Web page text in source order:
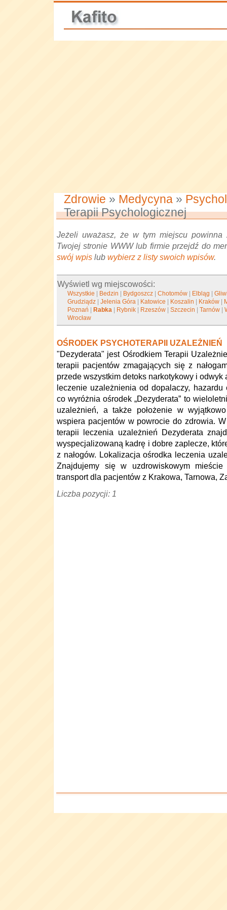
Zdrowie » Medycyna »
Terapii Psychologicznej
Jeżeli uważasz, że w tym miejscu powinna
Twojej stronie WWW lub firmie przejdź do
swój wpis lub wybierz z listy swoich wpisów.
Wyświetl wg miejscowości:
Wszystkie Bedzin Bydgoszcz |Chotomów Elbląg |
Grudziądz |Jelenia Góra Katowice Koszalin Kraków
Poznań
Rabka Rybnik Rzeszów |Szczecin |Tarnów |
Wrocław
OŚRODEK PSYCHOTERAPII UZALEŻNIEŃ
"Dezyderata" jest Ośrodkiem Terapii
terapii pacjentów zmagających się z
przede wszystkim detoks narkotykowy i odwyk
leczenie uzależnienia od dopalaczy, hazardu
co wyróżnia ośrodek „Dezyderata” to
uzależnień, a także położenie w
wspiera pacjentów w powrocie do zdrowia.
terapii leczenia uzależnień Dezyderata
wyspecjalizowaną kadrę i dobre zaplecze,
z nałogów. Lokalizacja ośrodka leczenia
Znajdujemy się w uzdrowiskowym
transport dla pacjentów z Krakowa, Tarnowa,
Liczba pozycji: 1